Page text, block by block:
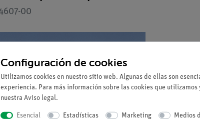
00
Configuración de cookies
Utilizamos cookies en nuestro sitio web. Algunas de ellas son
experiencia. Para más información sobre las cookies que utilizamos
nuestra Aviso legal.
Esencial Estadísticas Marketing Medios